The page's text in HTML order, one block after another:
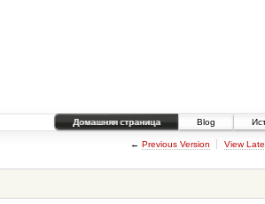
Домашняя страница
Blog
← Previous Version View